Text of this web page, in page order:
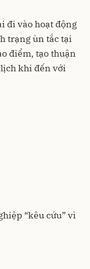
đi vào hoạt động
trạng ùn tắc tại
điểm, tạo thuận
khi đến với
“kêu cứu” vì